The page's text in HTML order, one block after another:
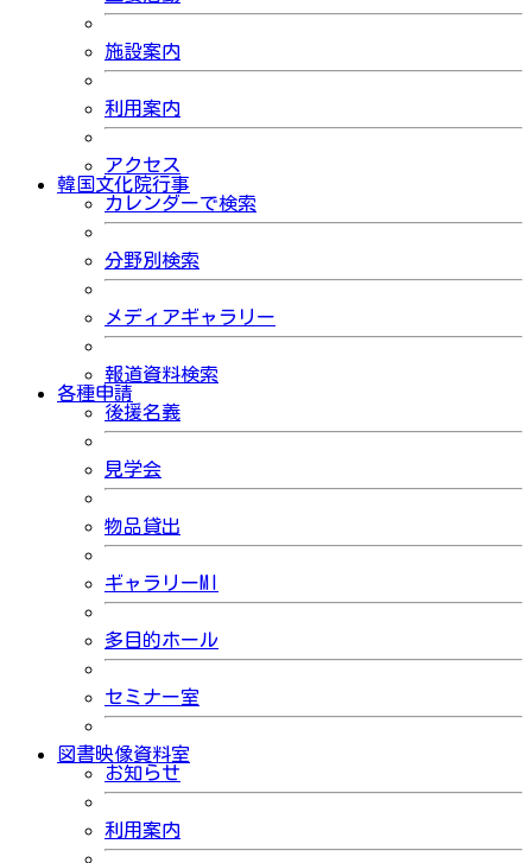
施設案内
利用案内
アクセス
韓国文化院行事
カレンダーで検索
分野別検索
メディアギャラリー
報道資料検索
各種申請
後援名義
見学会
物品貸出
ギャラリーMI
多目的ホール
セミナー室
図書映像資料室
お知らせ
利用案内